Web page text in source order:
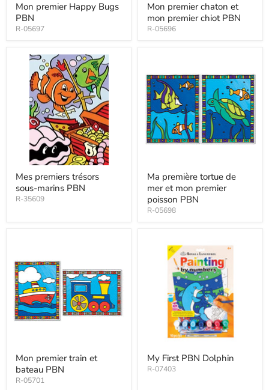
Mon premier Happy Bugs
PBN
R-05697
Mon premier chaton et
mon premier chiot PBN
R-05696
Mes premiers trésors
sous-marins PBN
R-35609
Ma première tortue de
mer et mon premier
poisson PBN
R-05698
Mon premier train et
bateau PBN
R-05701
My First PBN Dolphin
R-07403